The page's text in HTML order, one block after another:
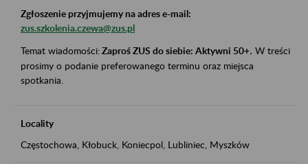
Zgłoszenie przyjmujemy na adres e-mail:
zus.szkolenia.czewa@zus.pl
Temat wiadomości:Zaproś ZUS do siebie: Aktywni 50+. W treści
prosimy o podanie preferowanego terminu oraz miejsca
spotkania.
Locality
Częstochowa, Kłobuck, Koniecpol, Lubliniec, Myszków